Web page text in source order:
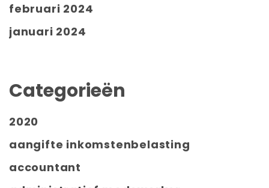
februari 2024
januari 2024
Categorieën
2020
aangifte inkomstenbelasting
accountant